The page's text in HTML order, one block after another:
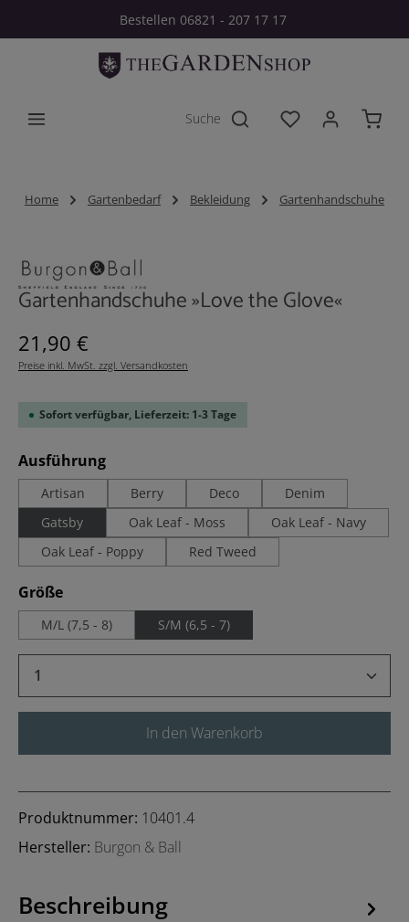
Zum Hauptinhalt springenBestellen 06821 - 207 17 17
Du hast 0
Home Gartenbedarf Bekleidung Gartenhandschuhe
Gartenhandschuhe »Love the Glove«
Regulärer Preis:
21,90 €
Preise inkl. MwSt. zzgl. Versandkosten
Sofort verfügbar, Lieferzeit: 1-3 Tage
Ausführungauswählen
Artisan Berry Deco
Denim
Gatsby
Oak Leaf - Moss
Oak Leaf - Navy
Oak Leaf - Poppy
Red Tweed
Größeauswählen
M/L (7,5 - 8) S/M (6,5 - 7)
Produkt Anzahl: Gib den gewünschten
In den Warenkorb
Produktnummer: 10401.4
Hersteller: Burgon & Ball
Beschreibung